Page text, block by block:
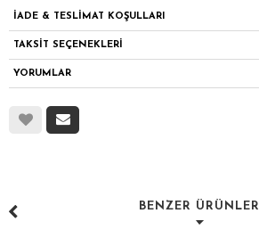
İADE & TESLİMAT KOŞULLARI
TAKSİT SEÇENEKLERİ
YORUMLAR
BENZER ÜRÜNLER